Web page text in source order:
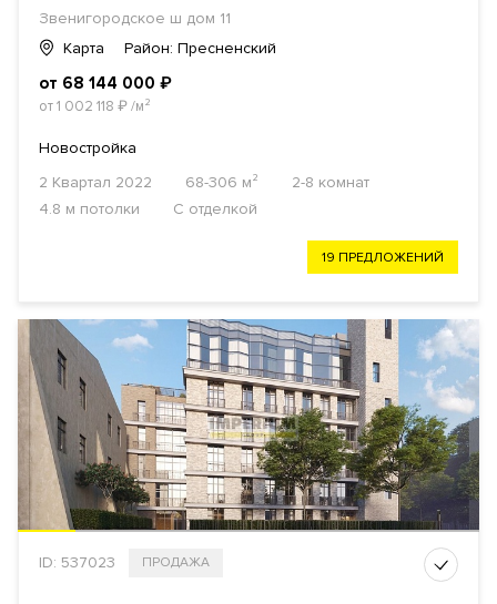
Звенигородское ш дом 11
Карта
Район: Пресненский
от 68 144 000 ₽
от 1 002 118 ₽/м²
Новостройка
2 Квартал 2022
68-306 м²
2-8 комнат
4.8 м потолки
С отделкой
19 ПРЕДЛОЖЕНИЙ
ID: 537023 ПРОДАЖА